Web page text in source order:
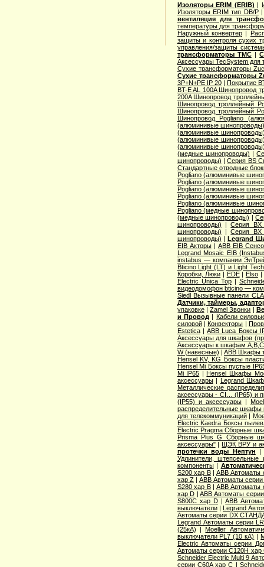
Изоляторы ERIM (ERIB) |
Изоляторы ERIM тип DB/P
вентиляция для
температуры для
Наружный конвертер |
защиты и контроля сухих
управления/защиты
трансформаторы TMC|
Аксессуары TecSystem для
Сухие трансформаторы
Сухие трансформаторы
3P+N+PE IP 20| Покрытие
BT-E AL 100A Шинопровод
200A Шинопровод
Шинопровод троллейный
Шинопровод троллейный
Шинопровод Pogliano
(алюминивые
(алюминивые
(алюминивые
(алюминивые
(медные шинопроводы) |
шинопроводы) |Серия ВS
Стандартные отводные
Pogliano (алюминивые
Pogliano (алюминивые
Pogliano (алюминивые
Pogliano (алюминивые
Pogliano (алюминивые
Pogliano (медные
(медные шинопроводы) |
шинопроводы) |Серия ВХ
шинопроводы) |Серия ВХ
шинопроводы) | Legrand
EIB Акторы| ABB EIB
Legrand Mosaic ЕIB
instabus — компании
Bticino Light (LT) и Light
Коробки, Люки | EDE| Elso|
Electric Unica Top|
видеодомофон bticino —
Siedl Вызывные панели
Датчики, таймеры,
упаковке|Zamel Звонки |
и Провод | Кабели
силовой|Конвекторы |
Estetica| ABB Luca Боксы
Аксессуары для шкафов
Аксессуары к шкафам
W (навесные) |ABB Шкафы
Hensel KV, KG Боксы
Hensel Mi Боксы пустые
Mi IP65 |Hensel Шкафы
аксессуары| Legrand
Металлические
аксессуары - CI… (IP65) и
(IP55) и аксессуары|
распределительные
для телекоммуникаций|
Electric Kaedra Боксы
Electric Pragma Сборные
Prisma Plus G Сборные
аксессуары"|ЩЭК ВРУ и
протечки воды Нептун
Удлинители, штепсельные
компоненты|
S200 хар B| ABB Автоматы
хар Z| ABB Автоматы
S280 хар B| ABB Автоматы
хар D | ABB Автоматы
S800C хар D|ABB
выключатели| Legrand
Автоматы серии DX
Legrand Автоматы серии
(25кА) |Moeller
выключатели PL7 (10 кА) |
Electric Aвтоматы серии
Автоматы серии C120H хар
Schneider Electric Multi 9
серии C60A хар C |